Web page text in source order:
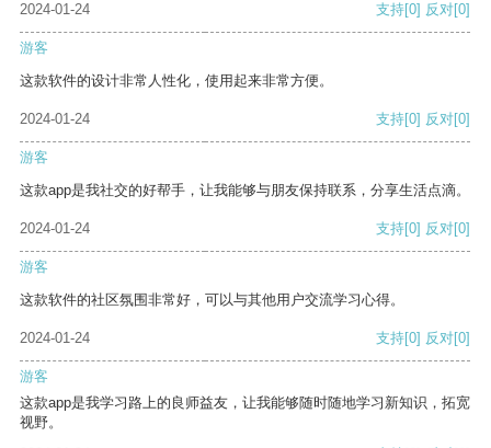
2024-01-24 支持[0] 反对[0]
游客
这款软件的设计非常人性化，使用起来非常方便。
2024-01-24 支持[0] 反对[0]
游客
这款app是我社交的好帮手，让我能够与朋友保持联系，分享生活点滴。
2024-01-24 支持[0] 反对[0]
游客
这款软件的社区氛围非常好，可以与其他用户交流学习心得。
2024-01-24 支持[0] 反对[0]
游客
这款app是我学习路上的良师益友，让我能够随时随地学习新知识，拓宽
视野。